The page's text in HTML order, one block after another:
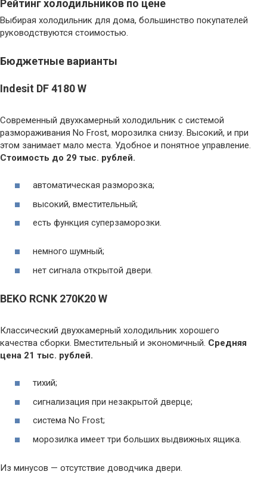
Рейтинг холодильников по цене
Выбирая холодильник для дома, большинство покупателей
руководствуются стоимостью.
Бюджетные варианты
Indesit DF 4180 W
Современный двухкамерный холодильник с системой
размораживания No Frost, морозилка снизу. Высокий, и при
этом занимает мало места. Удобное и понятное управление.
Стоимость до 29 тыс. рублей.
автоматическая разморозка;
высокий, вместительный;
есть функция суперзаморозки.
немного шумный;
нет сигнала открытой двери.
BEKO RCNK 270K20 W
Классический двухкамерный холодильник хорошего
качества сборки. Вместительный и экономичный. Средняя
цена 21 тыс. рублей.
тихий;
сигнализация при незакрытой дверце;
система No Frost;
морозилка имеет три больших выдвижных ящика.
Из минусов — отсутствие доводчика двери.